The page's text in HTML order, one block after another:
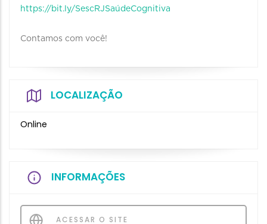
https://bit.ly/SescRJSaúdeCognitiva
Contamos com você!
LOCALIZAÇÃO
Online
INFORMAÇÕES
ACESSAR O SITE